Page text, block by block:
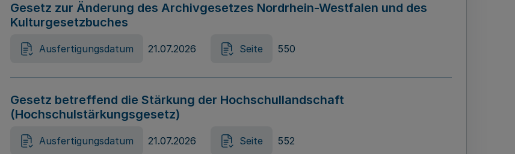
Gesetz zur Änderung des Archivgesetzes Nordrhein-Westfalen und des
Kulturgesetzbuches
Ausfertigungsdatum 21.07.2026 Seite 550
Gesetz betreffend die Stärkung der Hochschullandschaft
(Hochschulstärkungsgesetz)
Ausfertigungsdatum 21.07.2026 Seite 552